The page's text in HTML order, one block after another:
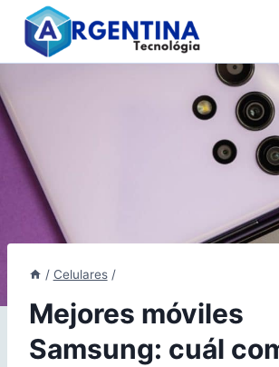
Skip
content
/ Celulares /
Mejores móviles
Samsung: cuál